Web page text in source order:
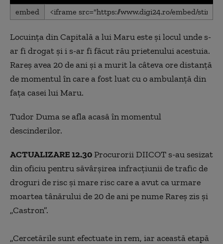
0
seconds
seconds
embed
Locuința din Capitală a lui Maru este și locul unde s-
ar fi drogat și i s-ar fi făcut rău prietenului acestuia.
Rareș avea 20 de ani și a murit la câteva ore distanță
de momentul în care a fost luat cu o ambulanță din
fața casei lui Maru.
Tudor Duma se afla acasă în momentul
descinderilor.
ACTUALIZARE 12.30Procurorii DIICOT s-au sesizat
din oficiu pentru săvârșirea infracțiunii de trafic de
droguri de risc și mare risc care a avut ca urmare
moartea tânărului de 20 de ani pe nume Rareș zis și
„Castron”.
„Cercetările sunt efectuate in rem, iar această etapă